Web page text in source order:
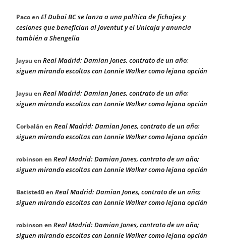
Pacoen El Dubai BC se lanza a una política de fichajes y
cesiones que benefician al Joventut y el Unicaja y anuncia
también a Shengelia
Jaysu en Real Madrid: Damian Jones, contrato de un año;
siguen mirando escoltas con Lonnie Walker como lejana opción
Jaysu en Real Madrid: Damian Jones, contrato de un año;
siguen mirando escoltas con Lonnie Walker como lejana opción
Corbalán en Real Madrid: Damian Jones, contrato de un año;
siguen mirando escoltas con Lonnie Walker como lejana opción
robinson en Real Madrid: Damian Jones, contrato de un año;
siguen mirando escoltas con Lonnie Walker como lejana opción
Batiste40en Real Madrid: Damian Jones, contrato de un año;
siguen mirando escoltas con Lonnie Walker como lejana opción
robinson en Real Madrid: Damian Jones, contrato de un año;
siguen mirando escoltas con Lonnie Walker como lejana opción